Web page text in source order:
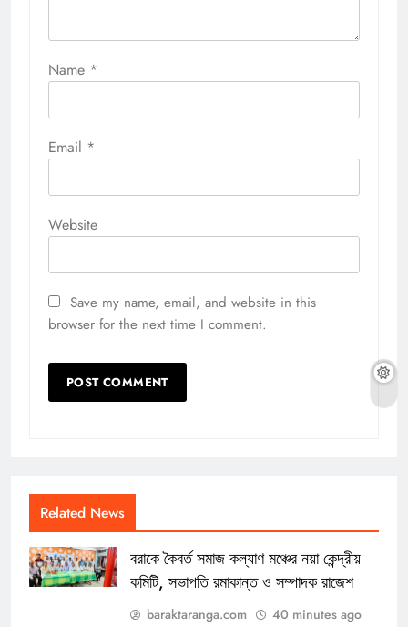
Name *
Email *
Website
Save my name, email, and website in this
browser for the next time I comment.
Related News
বরাকে কৈবর্ত সমাজ কল্যাণ মঞ্চের নয়া কেন্দ্রীয়
কমিটি, সভাপতি রমাকান্ত ও সম্পাদক রাজেশ
baraktaranga.com 40 minutes ago